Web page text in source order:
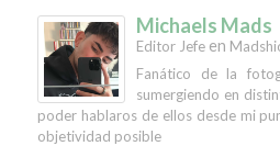
Michaels Mads
Editor Jefe en
Fanático de la
sumergiendo en
poder hablaros de ellos desde mi
objetividad posible